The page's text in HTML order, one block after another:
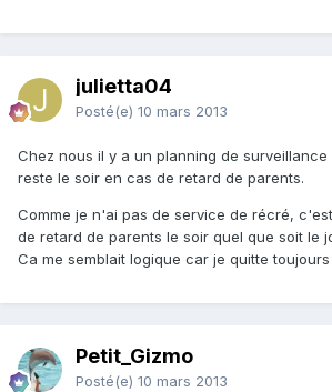
julietta04
Posté(e) 10 mars 2013
Chez nous il y a un planning de
reste le soir en cas de retard de parents.
Comme je n'ai pas de service de récré,
de retard de parents le soir quel que soit le
Ca me semblait logique car je quitte
Petit_Gizmo
Posté(e) 10 mars 2013